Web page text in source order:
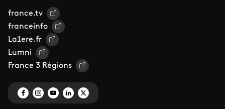
france.tv
franceinfo
La1ere.fr
Lumni
France 3 Régions